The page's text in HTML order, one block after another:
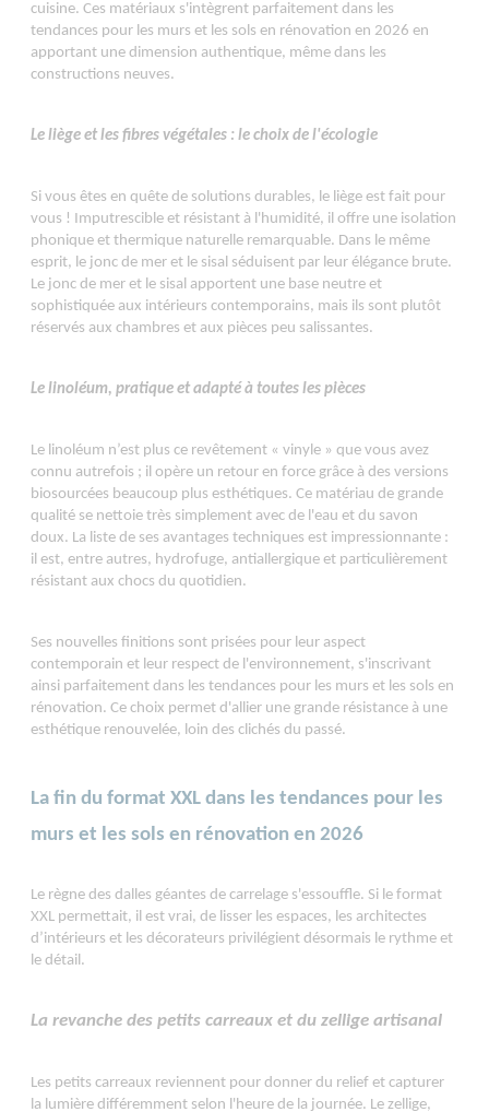
cuisine. Ces matériaux s'intègrent parfaitement dans les
tendances pour les murs et les sols en rénovation en 2026 en
apportant une dimension authentique, même dans les
constructions neuves.
Le liège et les fibres végétales : le choix de l'écologie
Si vous êtes en quête de solutions durables, le liège est fait pour
vous ! Imputrescible et résistant à l'humidité, il offre une isolation
phonique et thermique naturelle remarquable. Dans le même
esprit, le jonc de mer et le sisal séduisent par leur élégance brute.
Le jonc de mer et le sisal apportent une base neutre et
sophistiquée aux intérieurs contemporains, mais ils sont plutôt
réservés aux chambres et aux pièces peu salissantes.
Le linoléum, pratique et adapté à toutes les pièces
Le linoléum n’est plus ce revêtement « vinyle » que vous avez
connu autrefois ; il opère un retour en force grâce à des versions
biosourcées beaucoup plus esthétiques. Ce matériau de grande
qualité se nettoie très simplement avec de l'eau et du savon
doux. La liste de ses avantages techniques est impressionnante :
il est, entre autres, hydrofuge, antiallergique et particulièrement
résistant aux chocs du quotidien.
Ses nouvelles finitions sont prisées pour leur aspect
contemporain et leur respect de l'environnement, s'inscrivant
ainsi parfaitement dans les tendances pour les murs et les sols en
rénovation. Ce choix permet d'allier une grande résistance à une
esthétique renouvelée, loin des clichés du passé.
La fin du format XXL dans les tendances pour les
murs et les sols en rénovation en 2026
Le règne des dalles géantes de carrelage s'essouffle. Si le format
XXL permettait, il est vrai, de lisser les espaces, les architectes
d’intérieurs et les décorateurs privilégient désormais le rythme et
le détail.
La revanche des petits carreaux et du zellige artisanal
Les petits carreaux reviennent pour donner du relief et capturer
la lumière différemment selon l'heure de la journée. Le zellige,